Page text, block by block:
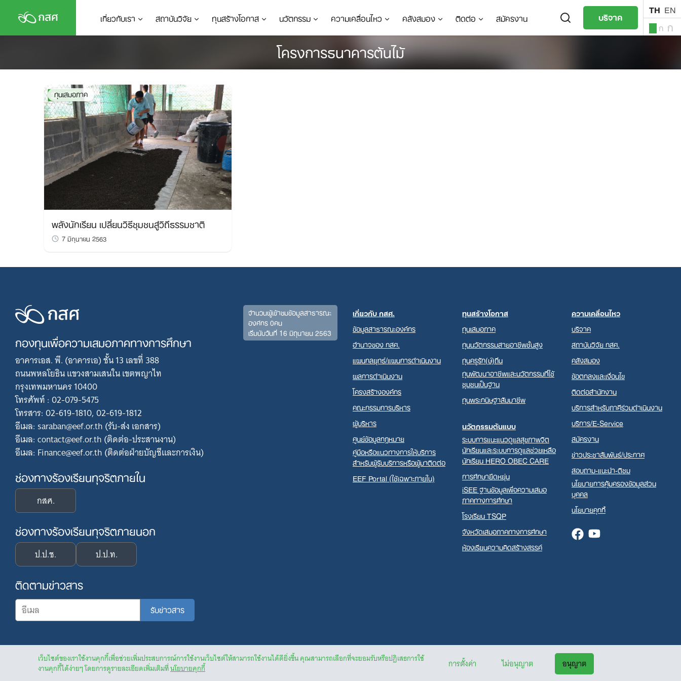
เว็บไซต์ของเราใช้งานคุกกี้เพื่อช่วยเพิ่มประสบการณ์การใช้งานเว็บไซต์ให้สามารถใช้งานได้ดียิ่งขึ้น คุณสามารถเลือกที่จะยอมรับหรือปฏิเสธการใช้
งานคุกกี้ได้ง่ายๆ โดยการดูรายละเอียดเพิ่มเติมที่นโยบายคุกกี้ การตั้งค่า ไม่อนุญาต อนุญาต
content
เกี่ยวกับเรา สถาบันวิจัย ทุนสร้างโอกาส นวัตกรรม ความเคลื่อนไหว คลังสมอง ติดต่อ สมัครงาน บริจาค TH EN
ก ก
โครงการธนาคารต้นไม้
ทุนเสมอภาค
พลังนักเรียน เปลี่ยนวิธีชุมชนสู่วิถีธรรมชาติ
7 มิถุนายน 2563
กองทุนเพื่อความเสมอภาคทางการศึกษา
อาคารเอส. พี. (อาคารเอ) ชั้น 13 เลขที่ 388
ถนนพหลโยธิน แขวงสามเสนใน เขตพญาไท
กรุงเทพมหานคร 10400
โทรศัพท์ : 02-079-5475
โทรสาร: 02-619-1810, 02-619-1812
อีเมล: saraban@eef.or.th (รับ-ส่ง เอกสาร)
อีเมล: contact@eef.or.th (ติดต่อ-ประสานงาน)
อีเมล: Finance@eef.or.th (ติดต่อฝ่ายบัญชีและการเงิน)
ช่องทางร้องเรียนทุจริตภายใน
กสศ.
ช่องทางร้องเรียนทุจริตภายนอก
ป.ป.ช. ป.ป.ท.
ติดตามข่าวสาร
จำนวนผู้เข้าชมข้อมูลสาธารณะ
องค์กร 0คน
เริ่มนับวันที่ 16 มิถุนายน 2563
เกี่ยวกับ กสศ.
ข้อมูลสาธารณะองค์กร
อำนาจของ กสศ.
แผนกลยุทธ์/แผนการดำเนินงาน
ผลการดำเนินงาน
โครงสร้างองค์กร
คณะกรรมการบริหาร
ผู้บริหาร
ศูนย์ข้อมูลกฎหมาย
คู่มือหรือแนวทางการให้บริการ
สำหรับผู้รับบริการหรือผู้มาติดต่อ
EEF Portal (ใช้เฉพาะภายใน)
ทุนสร้างโอกาส
ทุนเสมอภาค
ทุนนวัตกรรมสายอาชีพชั้นสูง
ทุนครูรัก(ษ์)ถิ่น
ทุนพัฒนาอาชีพและนวัตกรรมที่ใช้
ชุมชนเป็นฐาน
ทุนพระกนิษฐาสัมมาชีพ
นวัตกรรมต้นแบบ
ระบบการแนะแนวดูแลสุขภาพจิต
นักเรียนและระบบการดูแลช่วยเหลือ
นักเรียน HERO OBEC CARE
การศึกษายืดหยุ่น
iSEE ฐานข้อมูลเพื่อความเสมอ
ภาคทางการศึกษา
โรงเรียน TSQP
จังหวัดเสมอภาคทางการศึกษา
ห้องเรียนความคิดสร้างสรรค์
ความเคลื่อนไหว
บริจาค
สถาบันวิจัย กสศ.
คลังสมอง
ข้อตกลงและเงื่อนไข
ติดต่อสำนักงาน
บริการสำหรับภาคีร่วมดำเนินงาน
บริการ/E-Service
สมัครงาน
ข่าวประชาสัมพันธ์/ประกาศ
สอบถาม-แนะนำ-ติชม
นโยบายการคุ้มครองข้อมูลส่วน
บุคคล
นโยบายคุกกี้
FacebookYoutube